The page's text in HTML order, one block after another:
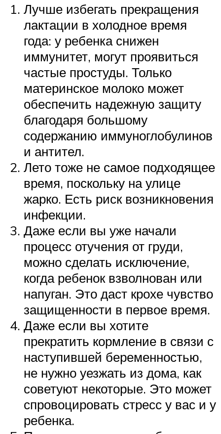
Лучше избегать прекращения
лактации в холодное время
года: у ребенка снижен
иммунитет, могут проявиться
частые простуды. Только
материнское молоко может
обеспечить надежную защиту
благодаря большому
содержанию иммуноглобулинов
и антител.
Лето тоже не самое подходящее
время, поскольку на улице
жарко. Есть риск возникновения
инфекции.
Даже если вы уже начали
процесс отучения от груди,
можно сделать исключение,
когда ребенок взволнован или
напуган. Это даст крохе чувство
защищенности в первое время.
Даже если вы хотите
прекратить кормление в связи с
наступившей беременностью,
не нужно уезжать из дома, как
советуют некоторые. Это может
спровоцировать стресс у вас и у
ребенка.